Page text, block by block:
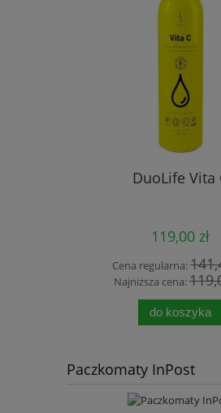
DuoLife Vita
119,00 zł
Cena regularna:
Najniższa cena:
do koszyka
Paczkomaty InPost